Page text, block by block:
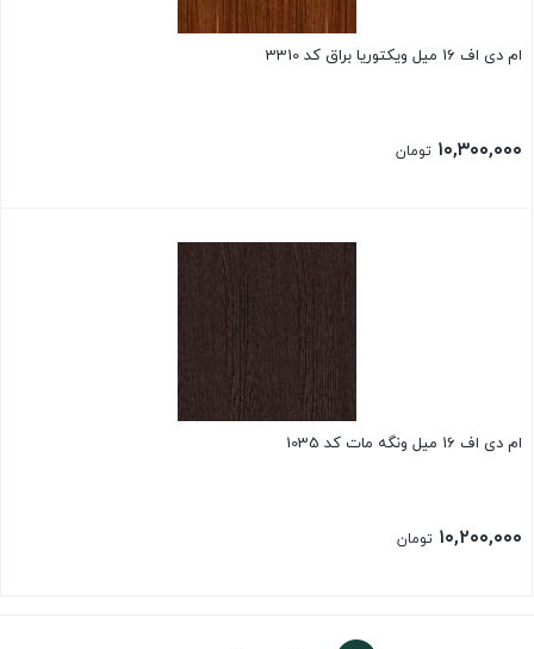
ام دی اف 16 میل ویکتوریا براق کد 3310
۱۰,۳۰۰,۰۰۰ تومان
ام دی اف 16 میل ونگه مات کد 1035
۱۰,۲۰۰,۰۰۰ تومان